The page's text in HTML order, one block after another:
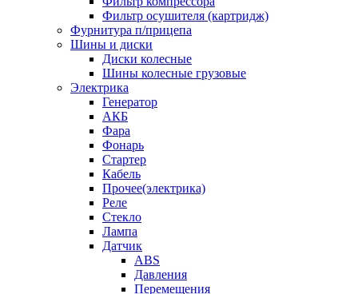
Фильтр осушителя (картридж)
Фурнитура п/прицепа
Шины и диски
Диски колесные
Шины колесные грузовые
Электрика
Генератор
АКБ
Фара
Фонарь
Стартер
Кабель
Прочее(электрика)
Реле
Стекло
Лампа
Датчик
ABS
Давления
Перемещения